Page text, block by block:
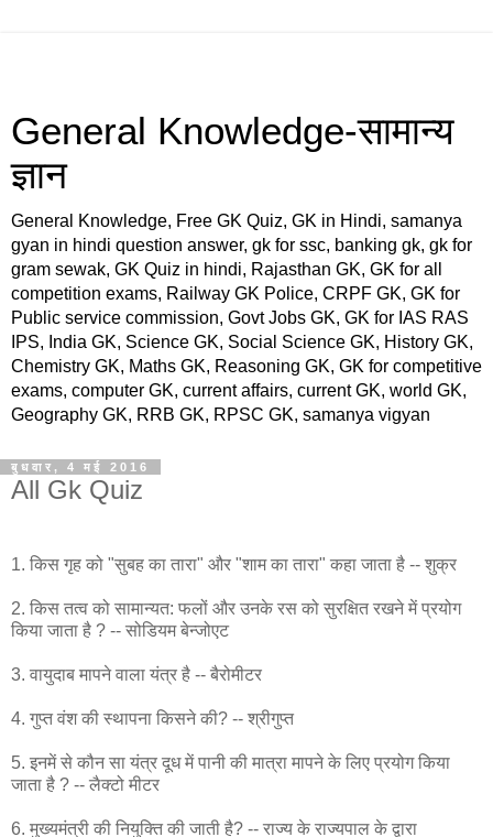
General Knowledge-सामान्य
ज्ञान
General Knowledge, Free GK Quiz, GK in Hindi, samanya
gyan in hindi question answer, gk for ssc, banking gk, gk for
gram sewak, GK Quiz in hindi, Rajasthan GK, GK for all
competition exams, Railway GK Police, CRPF GK, GK for
Public service commission, Govt Jobs GK, GK for IAS RAS
IPS, India GK, Science GK, Social Science GK, History GK,
Chemistry GK, Maths GK, Reasoning GK, GK for competitive
exams, computer GK, current affairs, current GK, world GK,
Geography GK, RRB GK, RPSC GK, samanya vigyan
बुधवार, 4 मई 2016
All Gk Quiz
1. किस गृह को "सुबह का तारा" और "शाम का तारा" कहा जाता है -- शुक्र
2. किस तत्व को सामान्यत: फलों और उनके रस को सुरक्षित रखने में प्रयोग
किया जाता है ? -- सोडियम बेन्जोएट
3. वायुदाब मापने वाला यंत्र है -- बैरोमीटर
4. गुप्त वंश की स्थापना किसने की? -- श्रीगुप्त
5. इनमें से कौन सा यंत्र दूध में पानी की मात्रा मापने के लिए प्रयोग किया
जाता है ? -- लैक्टो मीटर
6. मुख्यमंत्री की नियुक्ति की जाती है? -- राज्य के राज्यपाल के द्वारा